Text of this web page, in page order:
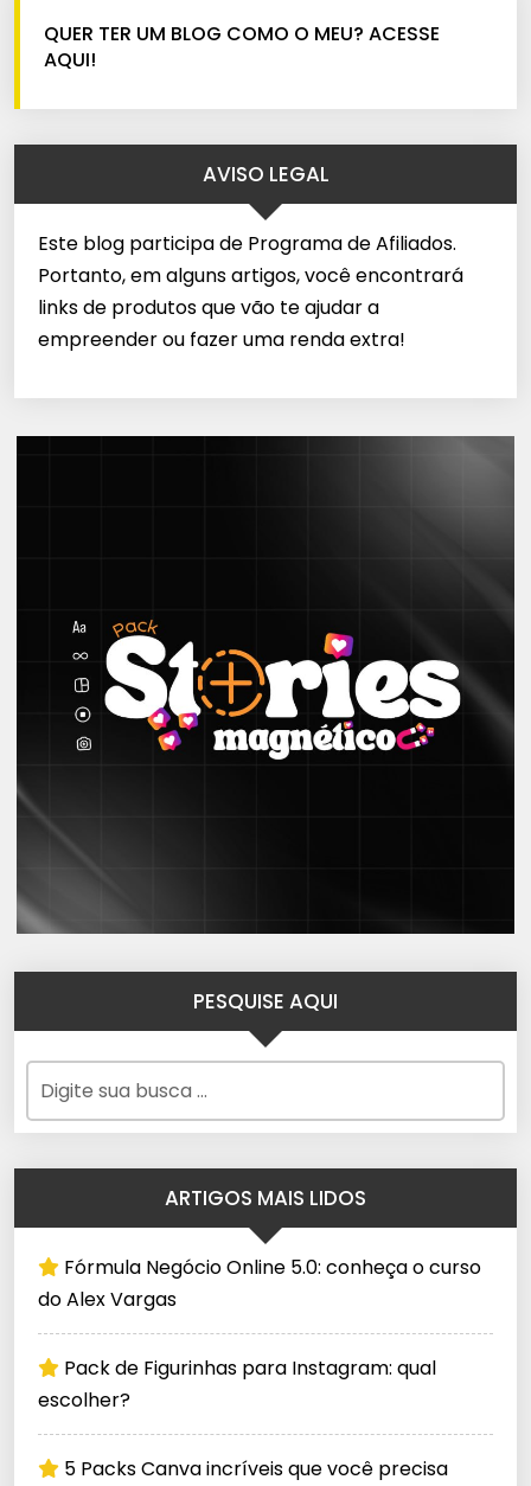
QUER TER UM BLOG COMO O MEU? ACESSE
AQUI!
AVISO LEGAL
Este blog participa de Programa de Afiliados.
Portanto, em alguns artigos, você encontrará
links de produtos que vão te ajudar a
empreender ou fazer uma renda extra!
PESQUISE AQUI
ARTIGOS MAIS LIDOS
Fórmula Negócio Online 5.0: conheça o curso
do Alex Vargas
Pack de Figurinhas para Instagram: qual
escolher?
5 Packs Canva incríveis que você precisa